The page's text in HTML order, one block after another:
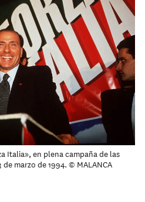
Italia», en plena campaña de las
marzo de 1994. © MALANCA